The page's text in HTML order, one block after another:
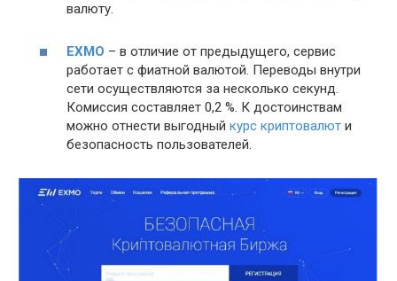
валюту.
EXMO – в отличие от предыдущего, сервис
работает с фиатной валютой. Переводы внутри
сети осуществляются за несколько секунд.
Комиссия составляет 0,2 %. К достоинствам
можно отнести выгодный курс криптовалют и
безопасность пользователей.